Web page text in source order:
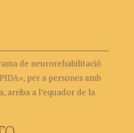
de neurorehabilitació
per a persones amb
arriba a l’equador de la